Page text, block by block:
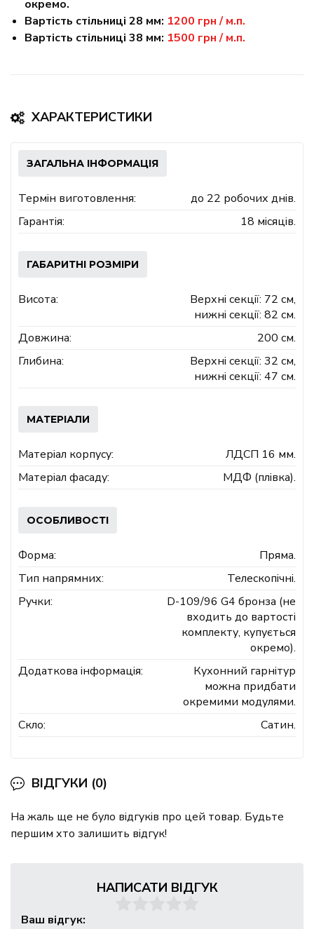
окремо.
Вартість стільниці 28 мм: 1200 грн / м.п.
Вартість стільниці 38 мм: 1500 грн / м.п.
ХАРАКТЕРИСТИКИ
ЗАГАЛЬНА ІНФОРМАЦІЯ
Термін виготовлення:
до 22 робочих днів.
Гарантія:
18 місяців.
ГАБАРИТНІ РОЗМІРИ
Висота:
Верхні секції: 72 см,
нижні секції: 82 см.
Довжина:
200 см.
Глибина:
Верхні секції: 32 см,
нижні секції: 47 см.
МАТЕРІАЛИ
Матеріал корпусу:
ЛДСП 16 мм.
Матеріал фасаду:
МДФ (плівка).
ОСОБЛИВОСТІ
Форма:
Пряма.
Тип напрямних:
Телескопічні.
Ручки:
D-109/96 G4 бронза (не
входить до вартості
комплекту, купується
окремо).
Додаткова інформація:
Кухонний гарнітур
можна придбати
окремими модулями.
Скло:
Сатин.
ВІДГУКИ (0)
На жаль ще не було відгуків про цей товар. Будьте
першим хто залишить відгук!
НАПИСАТИ ВІДГУК
Ваш відгук: